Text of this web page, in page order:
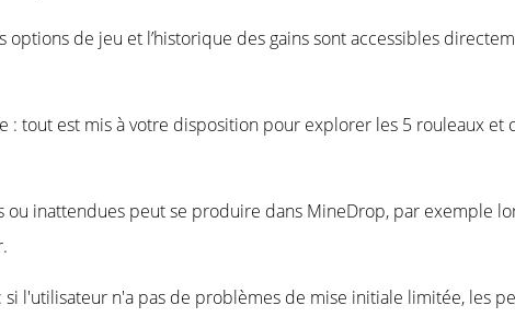
de jeu et l’historique des gains sont accessibles
tout est mis à votre disposition pour explorer les 5 rouleaux et
ou inattendues peut se produire dans MineDrop, par exemple
l'utilisateur n'a pas de problèmes de mise initiale limitée, les